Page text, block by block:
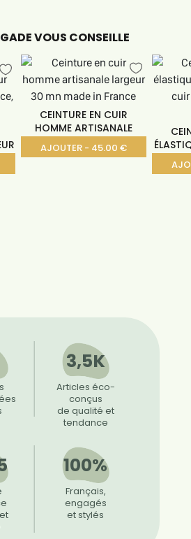
VOUS CONSEILLE
CEINTURE EN CUIR
HOMME ARTISANALE
LARGEUR
AJOUTER - 45.00 €
3,5K
Articles éco-
conçus
de qualité et
tendance
100%
Français,
engagés
et stylés